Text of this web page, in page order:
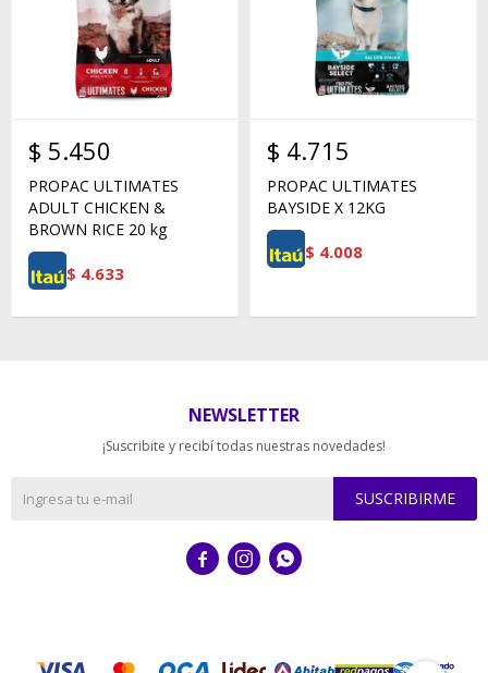
$ 5.450
PROPAC ULTIMATES
ADULT CHICKEN &
BROWN RICE 20 kg
$ 4.633
$ 4.715
PROPAC ULTIMATES
BAYSIDE X 12KG
$ 4.008
NEWSLETTER
¡Suscribite y recibí todas nuestras novedades!
SUSCRIBIRME
  